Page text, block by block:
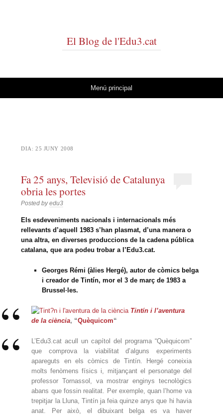
El Blog de l'Edu3.cat
Menú principal
DIA:25 JUNY 2008
Fa 25 anys, Televisió de Catalunya
obria les portes
Posted byedu3
Els esdeveniments nacionals i internacionals més
rellevants d’aquell 1983 s’han plasmat, d’una manera o
una altra, en diverses produccions de la cadena pública
catalana, que ara podeu trobar a l’Edu3.cat.
Georges Rémi (àlies Hergé), autor de còmics belga
i creador de Tintín, mor el 3 de març de 1983 a
Brussel·les.
Tintín i l’aventura
de la ciència, “Quèquicom“
L’Edu3.cat acull un capítol del programa “Quèquicom”
que comprova la viabilitat d’alguns experiments
apareguts en els còmics de Tintín. Hergé coneixia
molts fenòmens físics i, mitjançant el personatge del
professor Tornassol, va mostrar enginys tecnològics
abans que fossin realitat. Per exemple, quan l’home va
trepitjar la Lluna, Tintín ja feia quinze anys que hi havia
anat. Per això, el dibuixant belga es va haver